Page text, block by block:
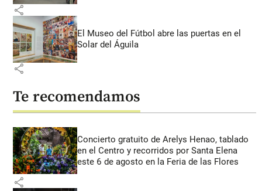
share
El Museo del Fútbol abre las puertas en el
Solar del Águila
share
Te recomendamos
Concierto gratuito de Arelys Henao, tablado
en el Centro y recorridos por Santa Elena
este 6 de agosto en la Feria de las Flores
share